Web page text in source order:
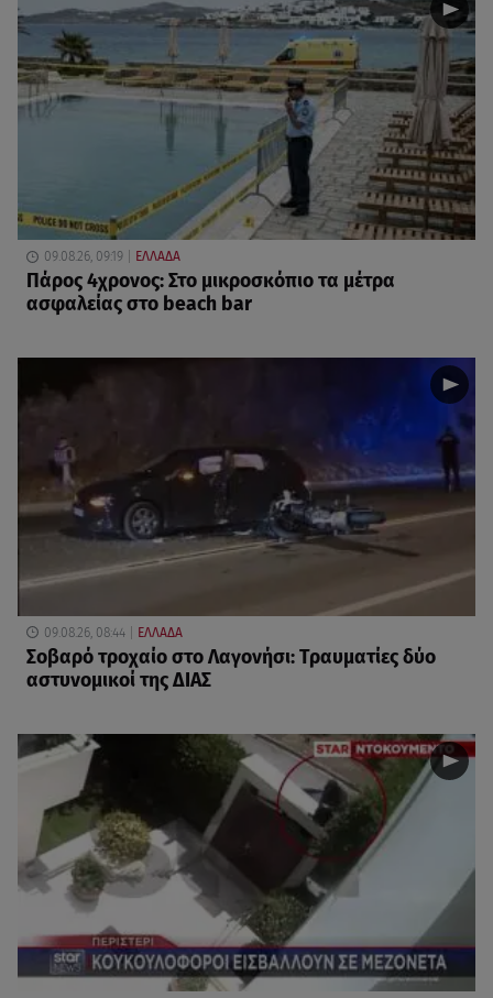
09.08.26, 09:19 ΕΛΛΑΔΑ
Πάρος 4χρονος: Στο μικροσκόπιο τα μέτρα
ασφαλείας στο beach bar
09.08.26, 08:44 ΕΛΛΑΔΑ
Σοβαρό τροχαίο στο Λαγονήσι: Τραυματίες δύο
αστυνομικοί της ΔΙΑΣ